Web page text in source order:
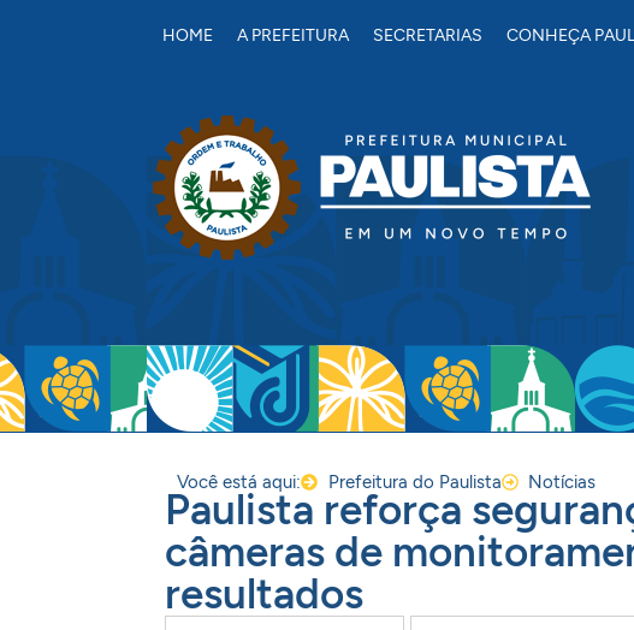
HOME A PREFEITURA SECRETARIAS CONHEÇA
Você está aqui: Prefeitura do Paulista Notícias
Paulista reforça
câmeras de
resultados